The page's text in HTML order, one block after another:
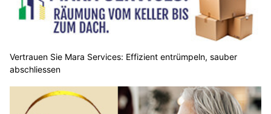
Vertrauen Sie Mara Services: Effizient entrümpeln, sauber
abschliessen